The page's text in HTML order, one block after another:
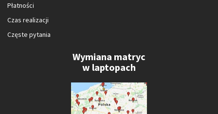
Płatności
Czas realizacji
Częste pytania
Wymiana matryc
w laptopach